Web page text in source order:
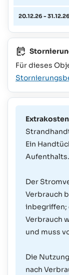
20.12.26 - 31.12.26
Für dieses
Ein
Aufenthalts.
Der
Verbrauch
inbegriffen;
Verbrauch
und muss
Die
nach